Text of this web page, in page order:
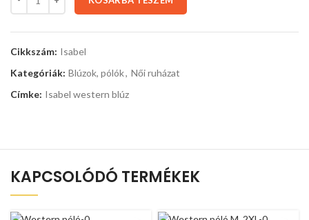
Cikkszám: Isabel
Kategóriák: Blúzok, pólók, Női ruházat
Címke: Isabel western blúz
KAPCSOLÓDÓ TERMÉKEK